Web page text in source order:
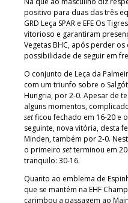
positivo para duas das três
GRD Leça SPAR e EFE Os
vitorioso e garantiram
Vegetas BHC, após perder
possibilidade de seguir em
O conjunto de Leça da
com um triunfo sobre o
Hungria, por 2-0. Apesar de
alguns momentos,
setficou fechado em 16-20 e
seguinte, nova vitória, desta
Minden, também por 2-0.
o primeiro setterminou em
tranquilo: 30-16.
Quanto ao emblema de
que se mantém na EHF
carimbou a passagem ao